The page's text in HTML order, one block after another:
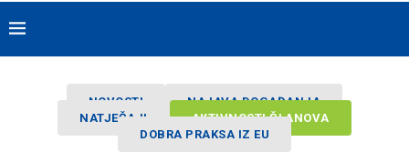
NOVOSTI
NAJAVA DOGAĐANJA
NATJEČAJI
AKTIVNOSTI ČLANOVA
DOBRA PRAKSA IZ EU